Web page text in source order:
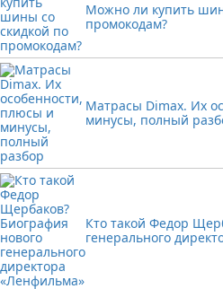
Можно ли купить
промокодам?
Матрасы Dimax. Их
минусы, полный
Кто такой Федор
генерального